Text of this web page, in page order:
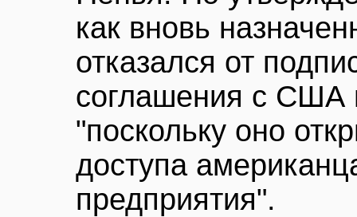
как вновь
отказался от
соглашения с США
"поскольку оно
доступа
предприятия".